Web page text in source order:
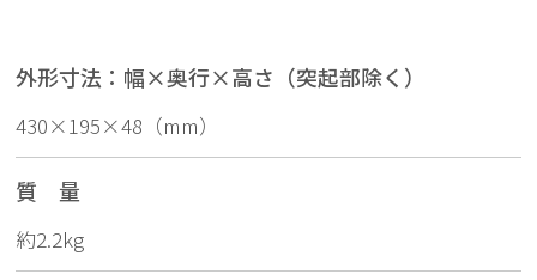
外形寸法：幅×奥行×高さ（突起部除く）
430×195×48（mm）
質 量
約2.2kg